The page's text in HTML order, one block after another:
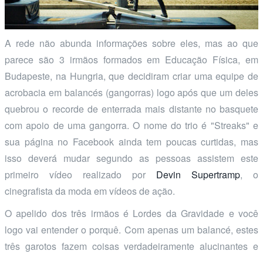
A rede não abunda informações sobre eles, mas ao que
parece são 3 irmãos formados em Educação Física, em
Budapeste, na Hungria, que decidiram criar uma equipe de
acrobacia em balancés (gangorras) logo após que um deles
quebrou o recorde de enterrada mais distante no basquete
com apoio de uma gangorra. O nome do trio é "Streaks" e
sua página no Facebook ainda tem poucas curtidas, mas
isso deverá mudar segundo as pessoas assistem este
primeiro vídeo realizado por Devin Supertramp, o
cinegrafista da moda em vídeos de ação.
O apelido dos três irmãos é Lordes da Gravidade e você
logo vai entender o porquê. Com apenas um balancé, estes
três garotos fazem coisas verdadeiramente alucinantes e